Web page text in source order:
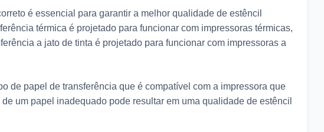
é essencial para garantir a melhor qualidade de estêncil
térmica é projetado para funcionar com impressoras térmicas,
a jato de tinta é projetado para funcionar com impressoras a
de papel de transferência que é compatível com a impressora que
um papel inadequado pode resultar em uma qualidade de estêncil